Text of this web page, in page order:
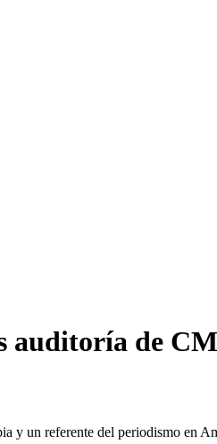
auditoría de
y un referente del periodismo en